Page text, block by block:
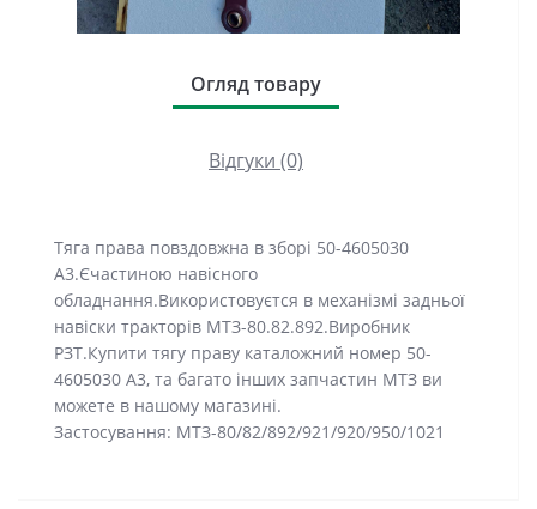
Огляд товару
Відгуки (0)
Тяга права повздовжна в зборі 50-4605030
А3.Єчастиною навісного
обладнання.Використовуєтся в механізмі задньої
навіски тракторів МТЗ-80.82.892.Виробник
РЗТ.Купити тягу праву каталожний номер 50-
4605030 А3, та багато інших запчастин МТЗ ви
можете в нашому магазині.
Застосування: МТЗ-80/82/892/921/920/950/1021